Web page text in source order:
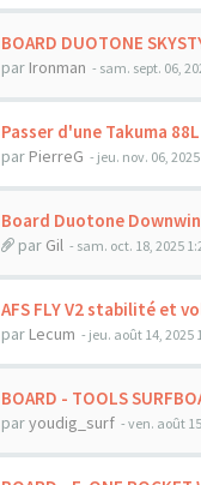
BOARD DUOTONE
par Ironman - sam. sept. 06,
Passer d'une Takuma
par PierreG - jeu. nov. 06,
Board Duotone
par Gil - sam. oct. 18, 2025
AFS FLY V2 stabilité et
par Lecum - jeu. août 14, 2025
BOARD - TOOLS
paryoudig_surf - ven. août